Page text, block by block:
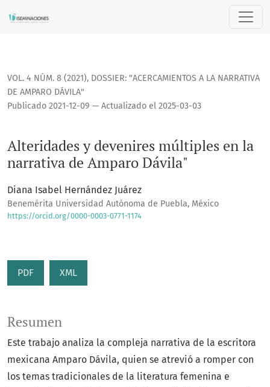
Alteridades y devenires múltiples en la narrativa de
VOL. 4 NÚM. 8 (2021), DOSSIER: "ACERCAMIENTOS A LA NARRATIVA
DE AMPARO DÁVILA"
Alteridades y devenires múltiples en la
narrativa de Amparo Dávila"
Publicado 2021-12-09 — Actualizado el 2025-03-03
Diana Isabel Hernández Juárez
Benemérita Universidad Autónoma de Puebla, México
https://orcid.org/0000-0003-0771-1174
PDF XML
Resumen
Este trabajo analiza la compleja narrativa de la escritora
mexicana Amparo Dávila, quien se atrevió a romper con
los temas tradicionales de la literatura femenina e